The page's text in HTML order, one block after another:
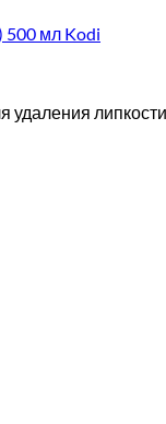
500 мл Kodi
удаления